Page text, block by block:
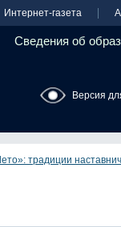
Интернет-газета
Сведения об
Версия
традиции